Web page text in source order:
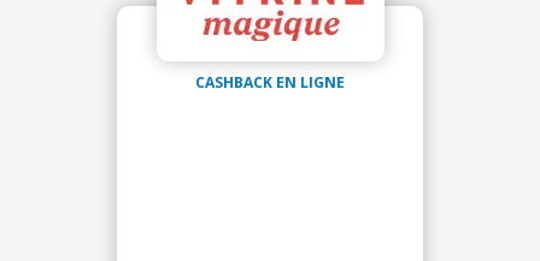
CASHBACK EN LIGNE